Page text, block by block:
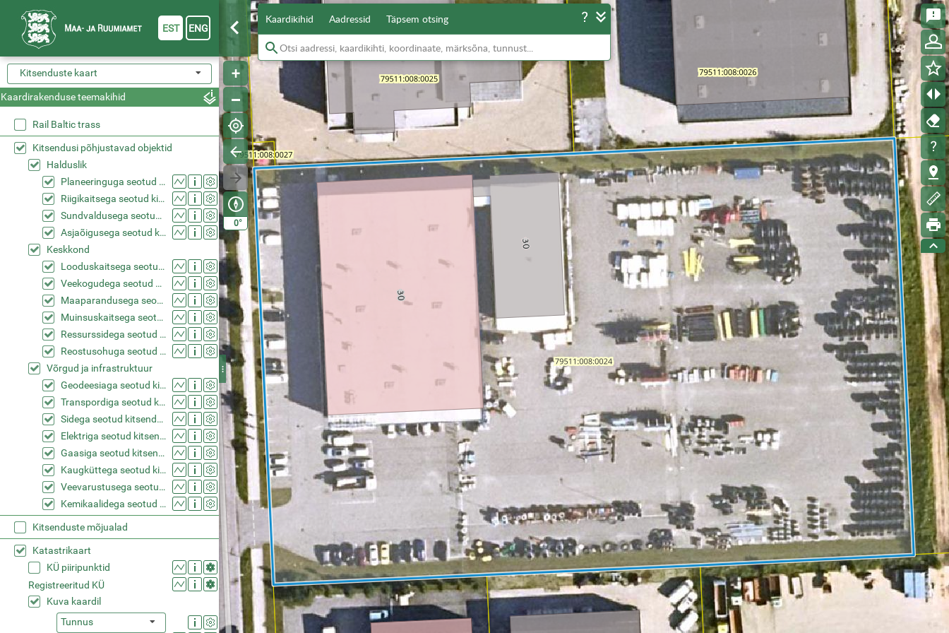
0°
Kaardikihid Aadressid Täpsem otsing
Kitsenduste kaart
Kaardirakenduse teemakihid
Rail Baltic trass
Kitsendusi põhjustavad objektid
Halduslik
Planeeringuga seotud kitsendused (KPOIS)
Riigikaitsega seotud kitsendused (KPOIS)
Sundvaldusega seotud kitsendused (KPOIS)
Asjaõigusega seotud kitsendused (KPOIS)
Keskkond
Looduskaitsega seotud kitsendused (KPOIS)
Veekogudega seotud kitsendused (KPOIS)
Maaparandusega seotud kitsendused (KPOIS)
Muinsuskaitsega seotud kitsendused (KPOIS)
Ressurssidega seotud kitsendused (KPOIS)
Reostusohuga seotud kitsendused (KPOIS)
Võrgud ja infrastruktuur
Geodeesiaga seotud kitsendused (KPOIS)
Transpordiga seotud kitsendused (KPOIS)
Sidega seotud kitsendused (KPOIS)
Elektriga seotud kitsendused (KPOIS)
Gaasiga seotud kitsendused (KPOIS)
Kaugküttega seotud kitsendused (KPOIS)
Veevarustusega seotud kitsendused (KPOIS)
Kemikaalidega seotud kitsendused (KPOIS)
Kitsenduste mõjualad
Katastrikaart
KÜ piiripunktid
Registreeritud KÜ
Kuva kaardil
Tunnus
EST ENG